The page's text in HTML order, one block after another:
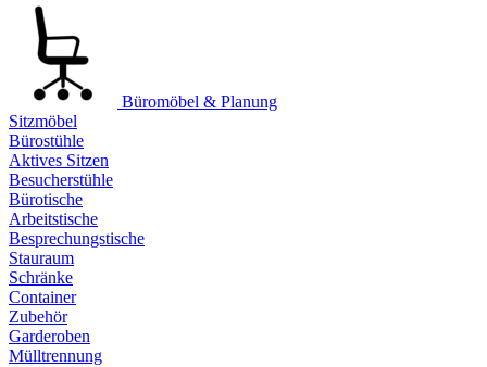
Büromöbel & Planung
Sitzmöbel
Bürostühle
Aktives Sitzen
Besucherstühle
Bürotische
Arbeitstische
Besprechungstische
Stauraum
Schränke
Container
Zubehör
Garderoben
Mülltrennung